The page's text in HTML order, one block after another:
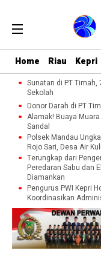
Home Riau Kepri
Sunatan di PT Timah,
Sekolah
Donor Darah di PT
Alamak! Buaya
Sandal
Polsek Mandau
Rojo Sari, Desa Air
Terungkap dari
Peredaran Sabu dan
Diamankan
Pengurus PWI Kepri
Koordinasikan